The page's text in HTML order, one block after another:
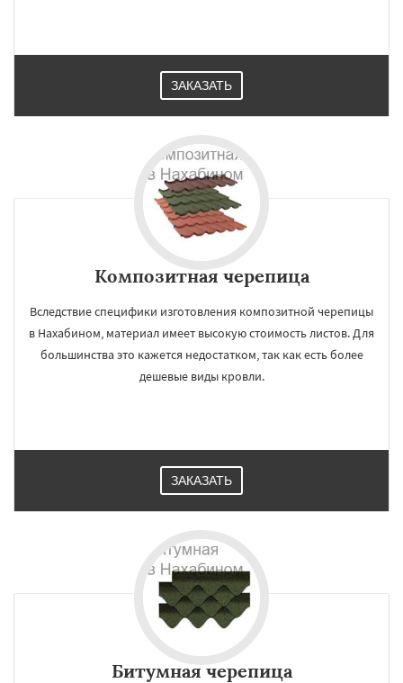
Работаем по
×
Решетниково Родники
Северный Софрино
Томилино Тучково Уваровка Удельная
Шаховская
ЗАКАЗАТЬ
Композитная черепица
Вследствие специфики изготовления композитной черепицы
в Нахабином, материал имеет высокую стоимость листов. Для
большинства это кажется недостатком, так как есть более
дешевые виды кровли.
ЗАКАЗАТЬ
Битумная черепица
УЗНАТЬ ПОДРОБНЕЕ ×
Даю согласие на обработку персональных данных